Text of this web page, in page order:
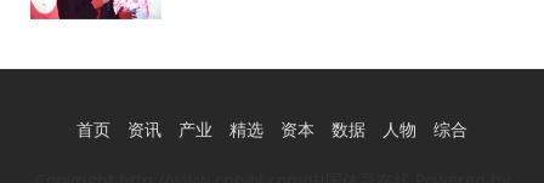
首页 资讯 产业 精选 资本 数据 人物 综合